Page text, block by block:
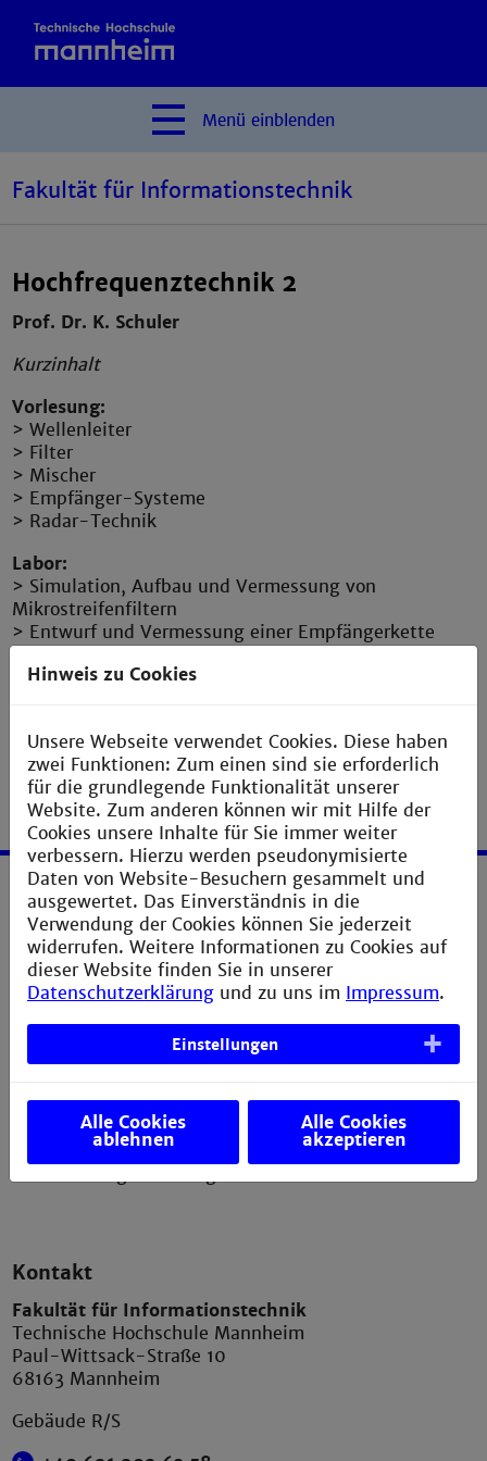
Menü einblenden
Fakultät für Informationstechnik
Hochfrequenztechnik 2
Prof. Dr. K. Schuler
Kurzinhalt
Vorlesung:
> Wellenleiter
> Filter
> Mischer
> Empfänger-Systeme
> Radar-Technik
Labor:
> Simulation, Aufbau und Vermessung von
Mikrostreifenfiltern
> Entwurf und Vermessung einer Empfängerkette
Voraussetzungen:
Service
Impressum
Erklärung zur Barrierefreiheit
Datenschutzerklärung
Bildnachweis
Sitemap
Verbesserungsvorschlag melden
Kontakt
Fakultät für Informationstechnik
Technische Hochschule Mannheim
Paul-Wittsack-Straße 10
68163 Mannheim
Gebäude R/S
Hinweis zu Cookies
Unsere Webseite verwendet Cookies. Diese haben
zwei Funktionen: Zum einen sind sie erforderlich
für die grundlegende Funktionalität unserer
Website. Zum anderen können wir mit Hilfe der
Cookies unsere Inhalte für Sie immer weiter
verbessern. Hierzu werden pseudonymisierte
Daten von Website-Besuchern gesammelt und
ausgewertet. Das Einverständnis in die
Verwendung der Cookies können Sie jederzeit
widerrufen. Weitere Informationen zu Cookies auf
dieser Website finden Sie in unserer
Datenschutzerklärung und zu uns im Impressum.
Einstellungen
Alle Cookies
ablehnen
Alle Cookies
akzeptieren